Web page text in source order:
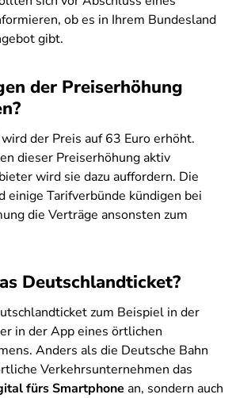
ob es in Ihrem Bundesland
gibt.
der Preiserhöhung
der Preis auf 63 Euro erhöht.
dieser Preiserhöhung aktiv
wird sie dazu auffordern. Die
einige Tarifverbünde kündigen bei
die Verträge ansonsten zum
Deutschlandticket?
zum Beispiel in der
in der App eines örtlichen
Anders als die Deutsche Bahn
Verkehrsunternehmen das
fürs Smartphone an, sondern auch